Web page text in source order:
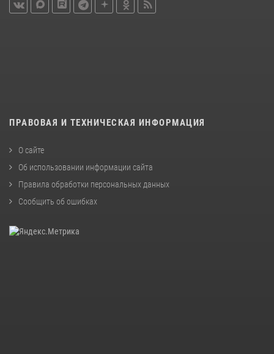
ПРАВОВАЯ И ТЕХНИЧЕСКАЯ ИНФОРМАЦИЯ
О сайте
Об использовании информации сайта
Правила обработки персональных данных
Сообщить об ошибках